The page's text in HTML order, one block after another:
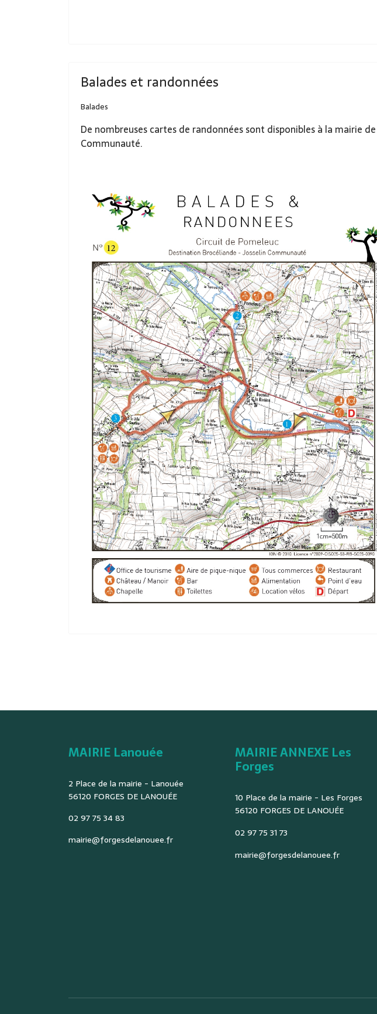
Balades et randonnées
Balades
De nombreuses cartes de randonnées sont disponibles à la mairie
Communauté.
MAIRIE Lanouée
2 Place de la mairie - Lanouée
56120 FORGES DE LANOUÉE
02 97 75 34 83
mairie@forgesdelanouee.fr
MAIRIE ANNEXE Les
Forges
10 Place de la mairie - Les Forges
56120 FORGES DE LANOUÉE
02 97 75 31 73
mairie@forgesdelanouee.fr